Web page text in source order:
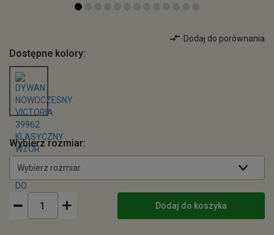
Dodaj do porównania
Dostępne kolory:
Wybierz rozmiar:
Wybierz rozmiar
Dodaj do koszyka